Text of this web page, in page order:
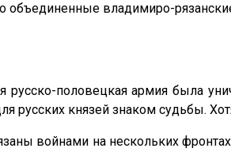
объединенные владимиро-
русско-половецкая армия была
русских князей знаком судьбы.
войнами на нескольких